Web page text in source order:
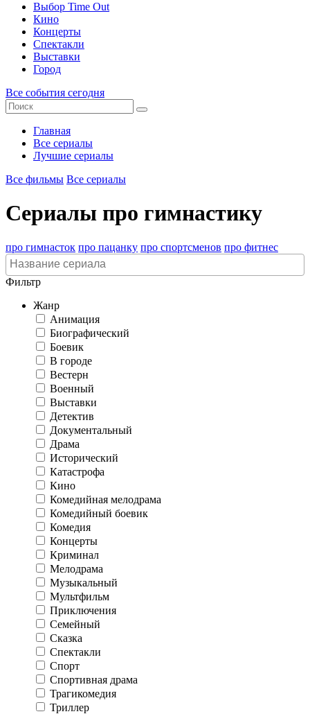
Выбор Time Out
Кино
Концерты
Спектакли
Выставки
Город
Все события сегодня
Главная
Все сериалы
Лучшие сериалы
Все фильмы Все сериалы
Сериалы про гимнастику
про гимнасток про пацанку про спортсменов про фитнес
Фильтр
Жанр
Анимация
Биографический
Боевик
В городе
Вестерн
Военный
Выставки
Детектив
Документальный
Драма
Исторический
Катастрофа
Кино
Комедийная мелодрама
Комедийный боевик
Комедия
Концерты
Криминал
Мелодрама
Музыкальный
Мультфильм
Приключения
Семейный
Сказка
Спектакли
Спорт
Спортивная драма
Трагикомедия
Триллер